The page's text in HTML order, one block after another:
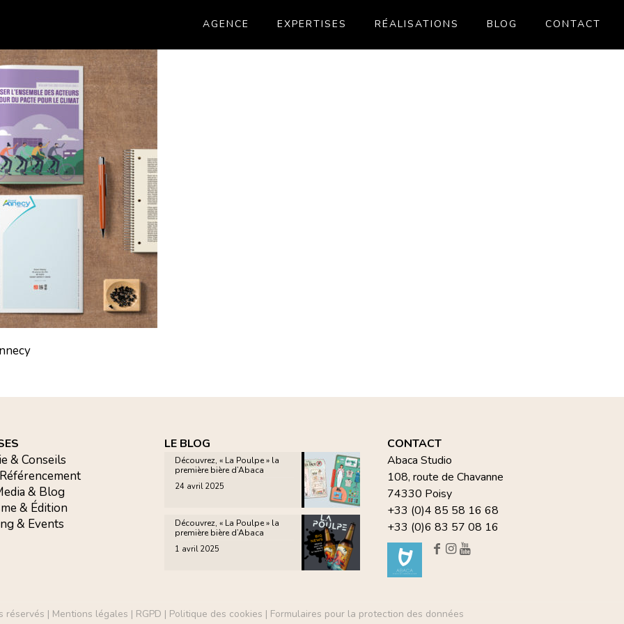
AGENCE EXPERTISES RÉALISATIONS BLOG CONTACT
& Conseils
& Blog
& Édition
& Events
LE BLOG
Découvrez, « La Poulpe » la
première bière d’Abaca
24 avril 2025
Découvrez, « La Poulpe » la
première bière d’Abaca
1 avril 2025
CONTACT
Abaca Studio
108, route de Chavanne
74330 Poisy
+33 (0)4 85 58 16 68
+33 (0)6 83 57 08 16
réservés | Mentions légales | RGPD | Politique des cookies | Formulaires pour la protection des données